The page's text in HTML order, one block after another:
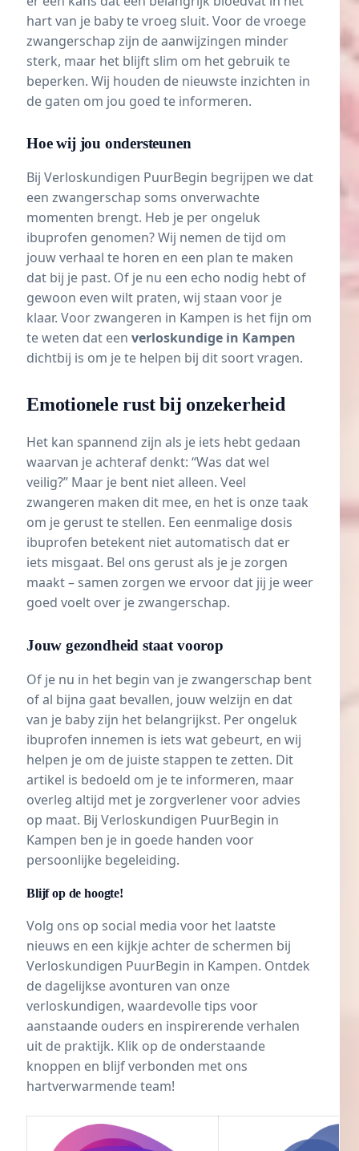
hart van je baby te vroeg sluit. Voor de vroege
zwangerschap zijn de aanwijzingen minder
sterk, maar het blijft slim om het gebruik te
beperken. Wij houden de nieuwste inzichten in
de gaten om jou goed te informeren.
Hoe wij jou ondersteunen
Bij Verloskundigen PuurBegin begrijpen we dat
een zwangerschap soms onverwachte
momenten brengt. Heb je per ongeluk
ibuprofen genomen? Wij nemen de tijd om
jouw verhaal te horen en een plan te maken
dat bij je past. Of je nu een echo nodig hebt of
gewoon even wilt praten, wij staan voor je
klaar. Voor zwangeren in Kampen is het fijn om
te weten dat een verloskundige in Kampen
dichtbij is om je te helpen bij dit soort vragen.
Emotionele rust bij onzekerheid
Het kan spannend zijn als je iets hebt gedaan
waarvan je achteraf denkt: “Was dat wel
veilig?” Maar je bent niet alleen. Veel
zwangeren maken dit mee, en het is onze taak
om je gerust te stellen. Een eenmalige dosis
ibuprofen betekent niet automatisch dat er
iets misgaat. Bel ons gerust als je je zorgen
maakt – samen zorgen we ervoor dat jij je weer
goed voelt over je zwangerschap.
Jouw gezondheid staat voorop
Of je nu in het begin van je zwangerschap bent
of al bijna gaat bevallen, jouw welzijn en dat
van je baby zijn het belangrijkst. Per ongeluk
ibuprofen innemen is iets wat gebeurt, en wij
helpen je om de juiste stappen te zetten. Dit
artikel is bedoeld om je te informeren, maar
overleg altijd met je zorgverlener voor advies
op maat. Bij Verloskundigen PuurBegin in
Kampen ben je in goede handen voor
persoonlijke begeleiding.
Blijf op de hoogte!
Volg ons op social media voor het laatste
nieuws en een kijkje achter de schermen bij
Verloskundigen PuurBegin in Kampen. Ontdek
de dagelijkse avonturen van onze
verloskundigen, waardevolle tips voor
aanstaande ouders en inspirerende verhalen
uit de praktijk. Klik op de onderstaande
knoppen en blijf verbonden met ons
hartverwarmende team!